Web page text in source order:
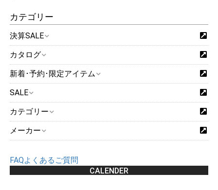
カテゴリー
決算SALE
カタログ
新着･予約･限定アイテム
SALE
カテゴリー
メーカー
FAQよくあるご質問
CALENDER